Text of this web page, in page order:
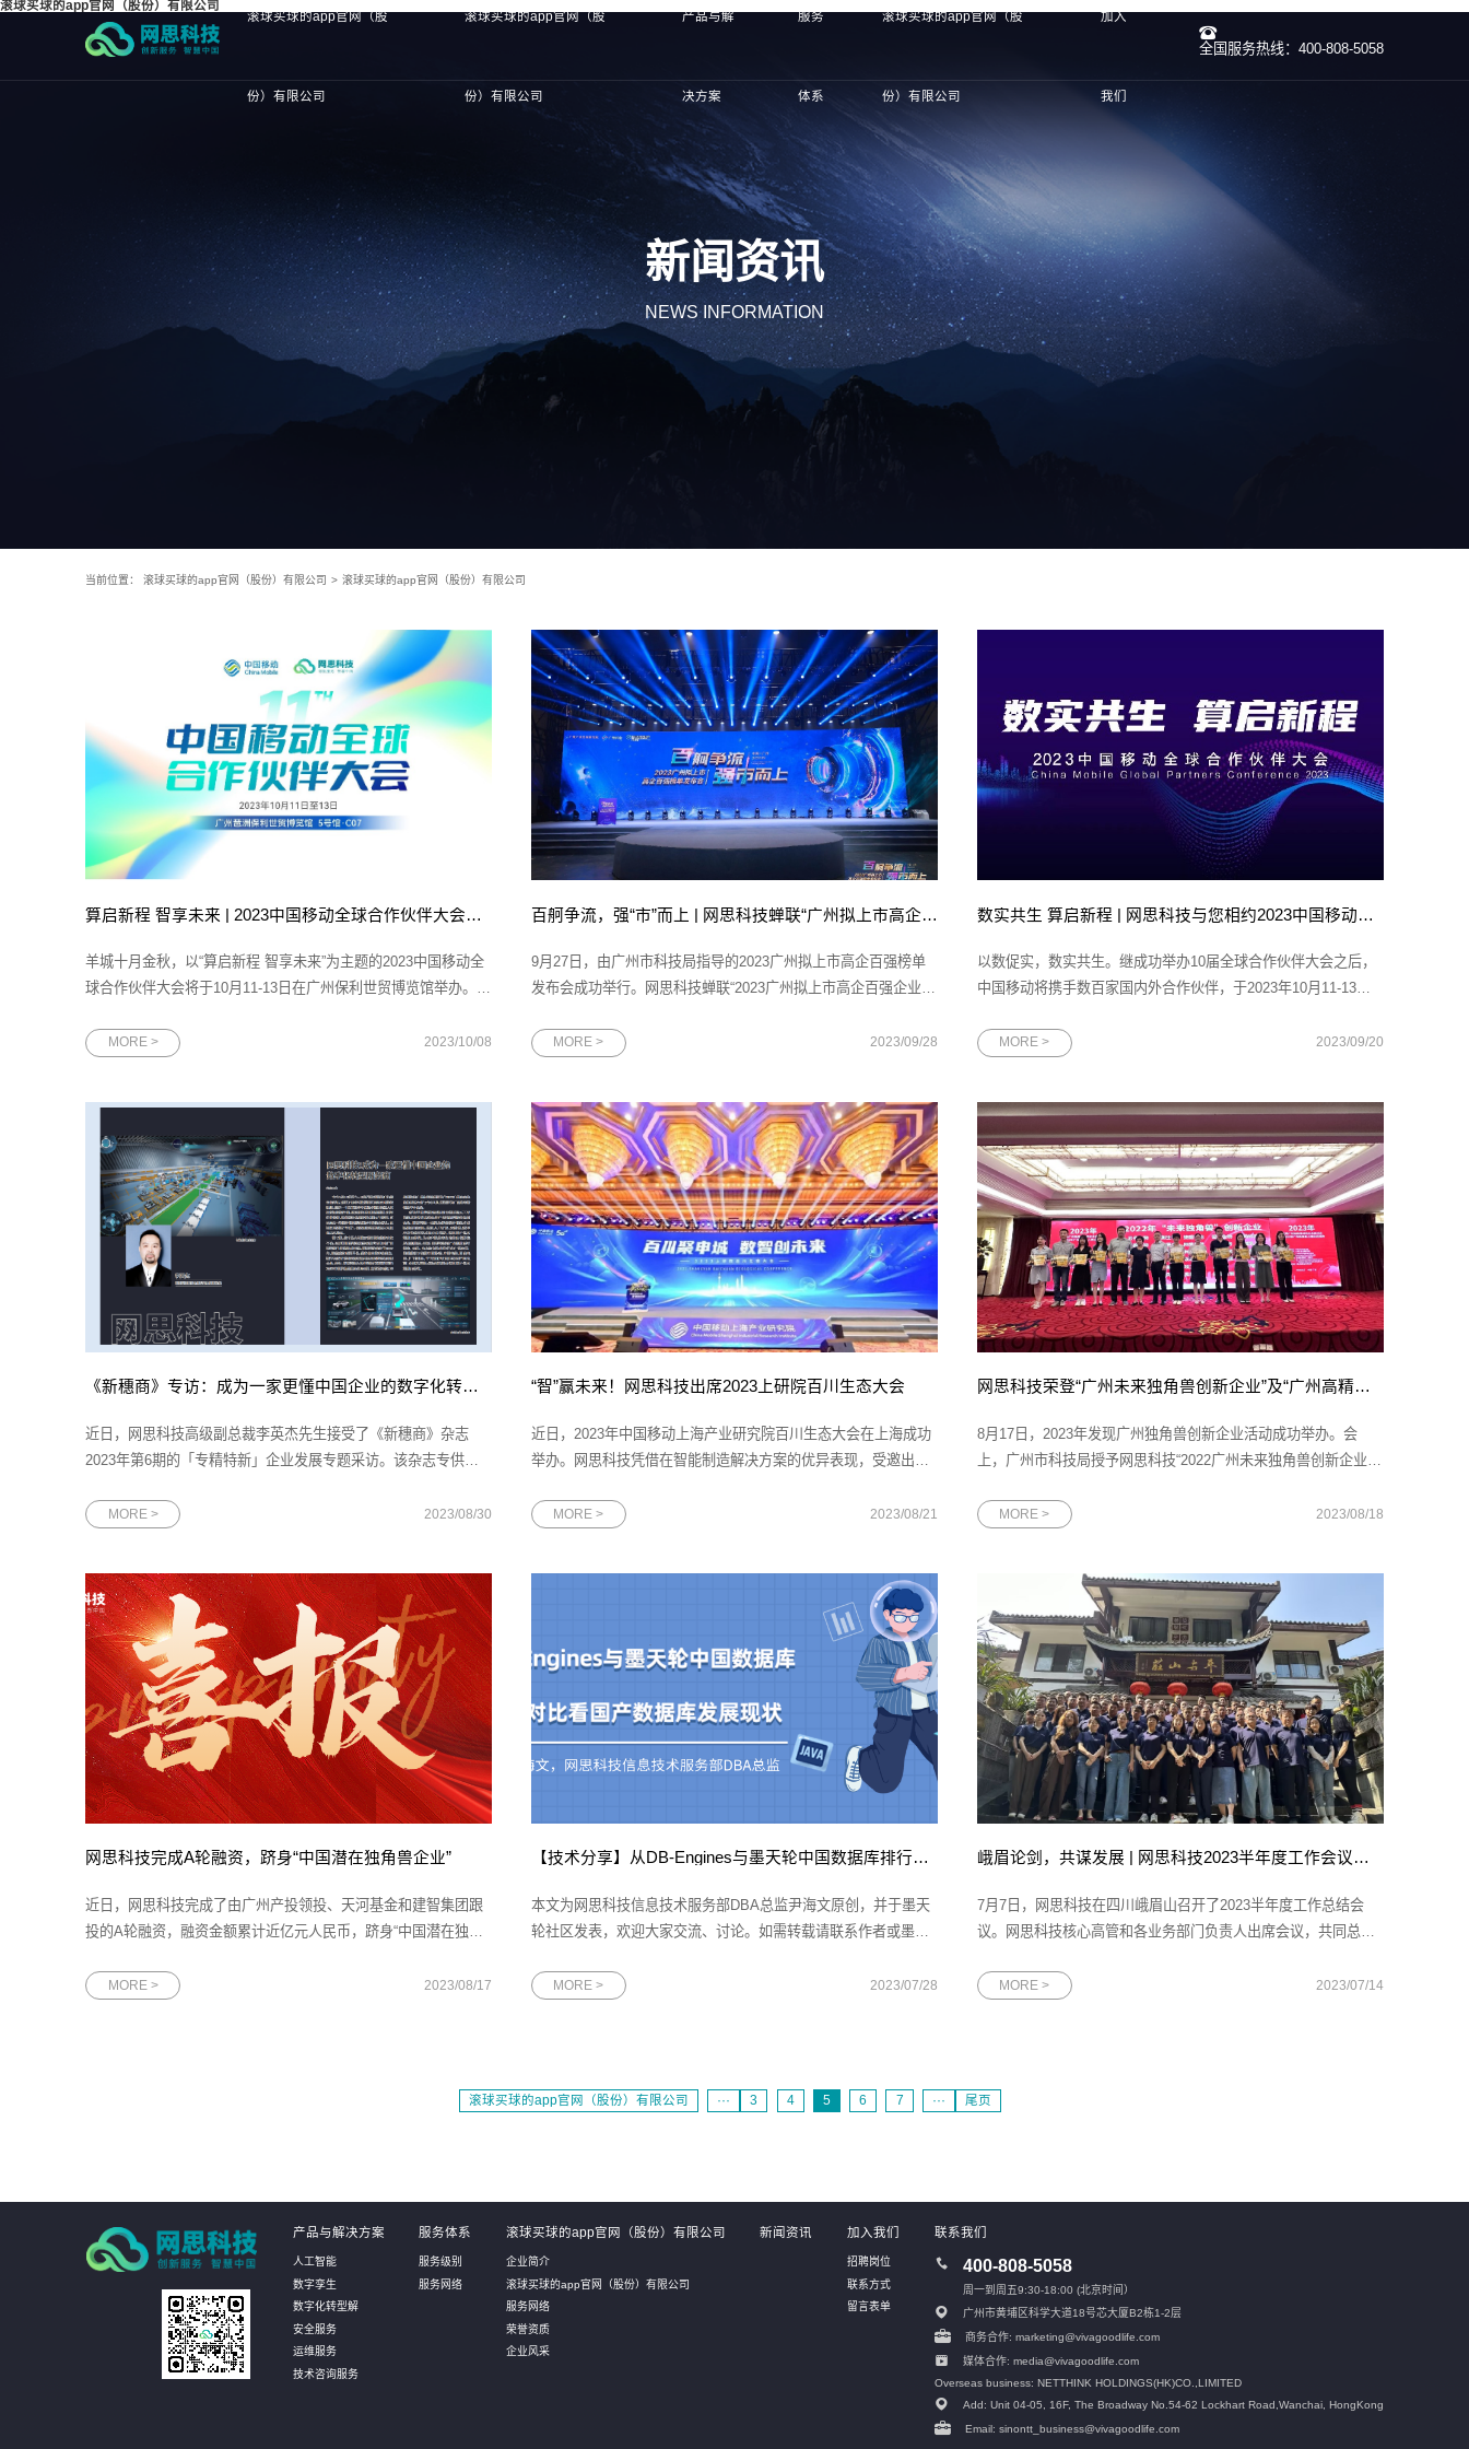
滚球买球的app官网（股份）有限公司
滚球买球的app官网（股
份）有限公司
滚球买球的app官网（股
份）有限公司
产品与解
决方案
服务
体系
滚球买球的app官网（股
份）有限公司
加入
我们
全国服务热线：400-808-5058
新闻资讯
NEWS INFORMATION
当前位置： 滚球买球的app官网（股份）有限公司 > 滚球买球的app官网（股份）有限公司
算启新程 智享未来 | 2023中国移动全球合作伙伴大会即将开幕
羊城十月金秋，以“算启新程 智享未来”为主题的2023中国移动全
球合作伙伴大会将于10月11-13日在广州保利世贸博览馆举办。自
了磅礴创新力量，加速了信息产业的演进升级，本届大会中国移
MORE > 2023/10/08
百舸争流，强“市”而上 | 网思科技蝉联“广州拟上市高企百强企业”殊荣
9月27日，由广州市科技局指导的2023广州拟上市高企百强榜单
发布会成功举行。网思科技蝉联“2023广州拟上市高企百强企业”
署投资协议。图为2023广州拟上市高企百强榜单发布会现场作为
MORE > 2023/09/28
数实共生 算启新程 | 网思科技与您相约2023中国移动全球合作伙伴大会
以数促实，数实共生。继成功举办10届全球合作伙伴大会之后，
中国移动将携手数百家国内外合作伙伴，于2023年10月11-13日
会。作为中国移动的重要合作伙伴，网思科技再次应邀参与中国
MORE > 2023/09/20
《新穗商》专访：成为一家更懂中国企业的数字化转型服务商
近日，网思科技高级副总裁李英杰先生接受了《新穗商》杂志
2023年第6期的「专精特新」企业发展专题采访。该杂志专供广
业阅示，致力于为政府提供决策参考。通过该杂志的报道，有效
MORE > 2023/08/30
“智”赢未来！网思科技出席2023上研院百川生态大会
近日，2023年中国移动上海产业研究院百川生态大会在上海成功
举办。网思科技凭借在智能制造解决方案的优异表现，受邀出席
国移动上海产业研究院百川生态大会现场一直以来，上海产业研
MORE > 2023/08/21
网思科技荣登“广州未来独角兽创新企业”及“广州高精尖企业”双政府榜单
8月17日，2023年发现广州独角兽创新企业活动成功举办。会
上，广州市科技局授予网思科技“2022广州未来独角兽创新企业”
新企业及“高精尖”企业两项证书在由广州市科技局指导、广州市科
MORE > 2023/08/18
网思科技完成A轮融资，跻身“中国潜在独角兽企业”
近日，网思科技完成了由广州产投领投、天河基金和建智集团跟
投的A轮融资，融资金额累计近亿元人民币，跻身“中国潜在独角
人资格的非外资控股企业，且成立5年之内最新一轮融资的投后估
MORE > 2023/08/17
【技术分享】从DB-Engines与墨天轮中国数据库排行榜对比看国产数据库发展现状
本文为网思科技信息技术服务部DBA总监尹海文原创，并于墨天
轮社区发表，欢迎大家交流、讨论。如需转载请联系作者或墨天
DBA，最方便的方法之一就是通过各类排行榜。在这方面，国际
MORE > 2023/07/28
峨眉论剑，共谋发展 | 网思科技2023半年度工作会议圆满落幕
7月7日，网思科技在四川峨眉山召开了2023半年度工作总结会
议。网思科技核心高管和各业务部门负责人出席会议，共同总结
年度工作会议出席人员合照董事长王欢先生对上半年的工作进行
MORE > 2023/07/14
滚球买球的app官网（股份）有限公司 ··· 3 4 5 6 7 ··· 尾页
产品与解决方案
人工智能
数字孪生
数字化转型解
安全服务
运维服务
技术咨询服务
服务体系
服务级别
服务网络
滚球买球的app官网（股份）有限公司
企业简介
滚球买球的app官网（股份）有限公司
服务网络
荣誉资质
企业风采
新闻资讯 加入我们
招聘岗位
联系方式
留言表单
联系我们
400-808-5058
周一到周五9:30-18:00 (北京时间）
广州市黄埔区科学大道18号芯大厦B2栋1-2层
商务合作: marketing@vivagoodlife.com
媒体合作: media@vivagoodlife.com
Overseas business: NETTHINK HOLDINGS(HK)CO.,LIMITED
Add: Unit 04-05, 16F, The Broadway No.54-62 Lockhart Road, Wanchai, HongKong
Email: sinontt_business@vivagoodlife.com